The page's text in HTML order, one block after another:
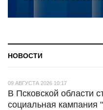
НОВОСТИ
09 АВГУСТА 2026 10:17
В Псковской области
социальная кампания